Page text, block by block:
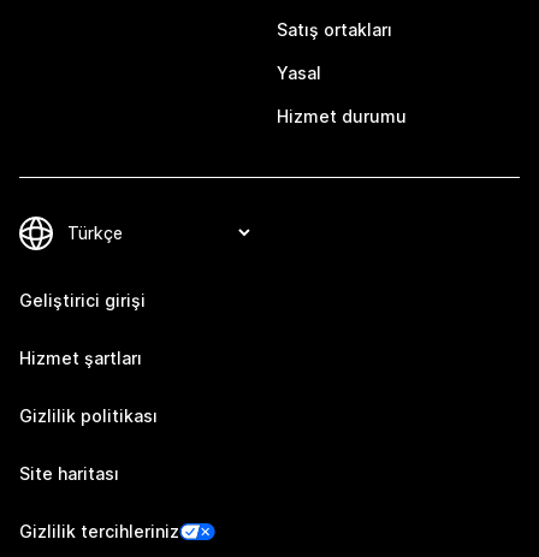
Satış ortakları
Yasal
Hizmet durumu
Geliştirici girişi
Hizmet şartları
Gizlilik politikası
Site haritası
Gizlilik tercihleriniz